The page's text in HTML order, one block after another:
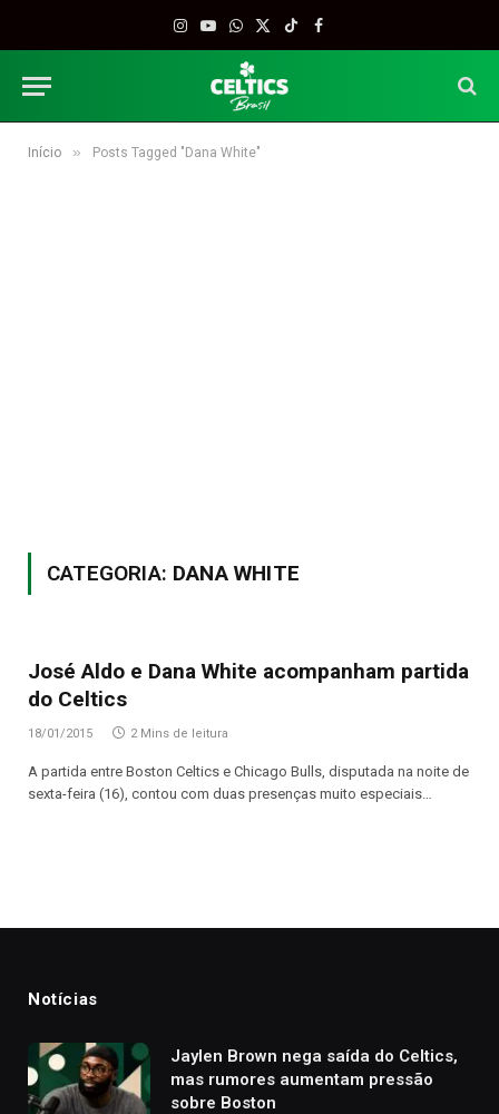
Instagram
YouTube
WhatsApp
X
TikTokFacebook
Início » Posts Tagged "Dana White"
CATEGORIA: DANA WHITE
José Aldo e Dana White acompanham partida
do Celtics
18/01/2015 2 Mins de leitura
A partida entre Boston Celtics e Chicago Bulls, disputada na noite de
sexta-feira (16), contou com duas presenças muito especiais…
Notícias
Jaylen Brown nega saída do Celtics,
mas rumores aumentam pressão
sobre Boston